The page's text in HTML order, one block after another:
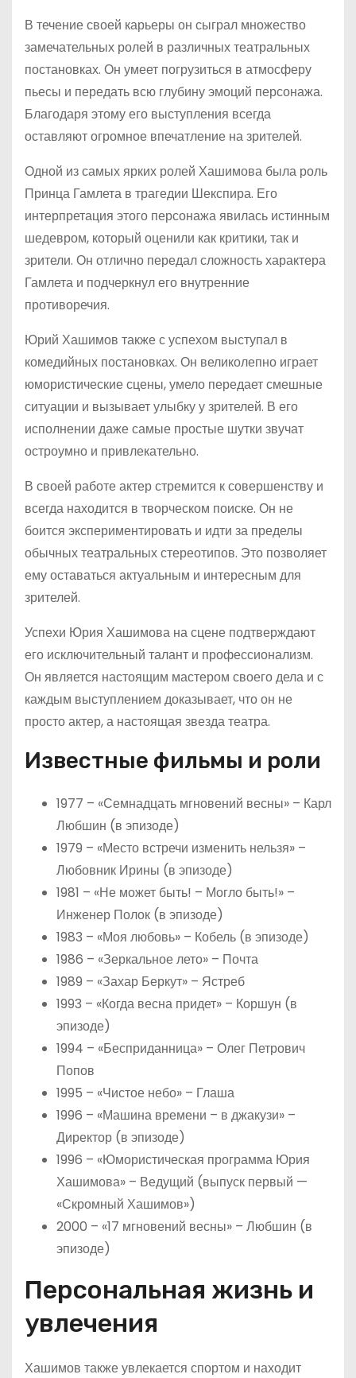
В течение своей карьеры он сыграл множество
замечательных ролей в различных театральных
постановках. Он умеет погрузиться в атмосферу
пьесы и передать всю глубину эмоций персонажа.
Благодаря этому его выступления всегда
оставляют огромное впечатление на зрителей.
Одной из самых ярких ролей Хашимова была роль
Принца Гамлета в трагедии Шекспира. Его
интерпретация этого персонажа явилась истинным
шедевром, который оценили как критики, так и
зрители. Он отлично передал сложность характера
Гамлета и подчеркнул его внутренние
противоречия.
Юрий Хашимов также с успехом выступал в
комедийных постановках. Он великолепно играет
юмористические сцены, умело передает смешные
ситуации и вызывает улыбку у зрителей. В его
исполнении даже самые простые шутки звучат
остроумно и привлекательно.
В своей работе актер стремится к совершенству и
всегда находится в творческом поиске. Он не
боится экспериментировать и идти за пределы
обычных театральных стереотипов. Это позволяет
ему оставаться актуальным и интересным для
зрителей.
Успехи Юрия Хашимова на сцене подтверждают
его исключительный талант и профессионализм.
Он является настоящим мастером своего дела и с
каждым выступлением доказывает, что он не
просто актер, а настоящая звезда театра.
Известные фильмы и роли
1977 – «Семнадцать мгновений весны» – Карл
Любшин (в эпизоде)
1979 – «Место встречи изменить нельзя» –
Любовник Ирины (в эпизоде)
1981 – «Не может быть! – Могло быть!» –
Инженер Полок (в эпизоде)
1983 – «Моя любовь» – Кобель (в эпизоде)
1986 – «Зеркальное лето» – Почта
1989 – «Захар Беркут» – Ястреб
1993 – «Когда весна придет» – Коршун (в
эпизоде)
1994 – «Бесприданница» – Олег Петрович
Попов
1995 – «Чистое небо» – Глаша
1996 – «Машина времени – в джакузи» –
Директор (в эпизоде)
1996 – «Юмористическая программа Юрия
Хашимова» – Ведущий (выпуск первый —
«Скромный Хашимов»)
2000 – «17 мгновений весны» – Любшин (в
эпизоде)
Персональная жизнь и
увлечения
Хашимов также увлекается спортом и находит